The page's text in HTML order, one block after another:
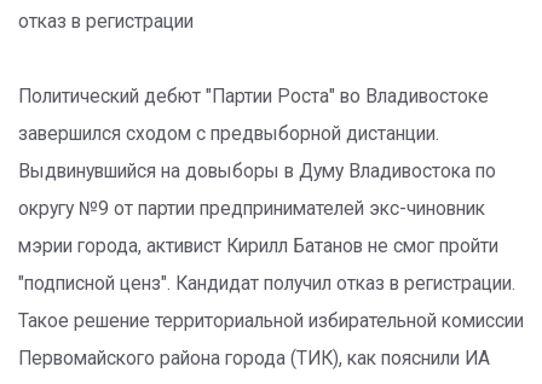
отказ в регистрации
Политический дебют "Партии Роста" во Владивостоке
завершился сходом с предвыборной дистанции.
Выдвинувшийся на довыборы в Думу Владивостока по
округу №9 от партии предпринимателей экс-чиновник
мэрии города, активист Кирилл Батанов не смог пройти
"подписной ценз". Кандидат получил отказ в регистрации.
Такое решение территориальной избирательной комиссии
Первомайского района города (ТИК), как пояснили ИА